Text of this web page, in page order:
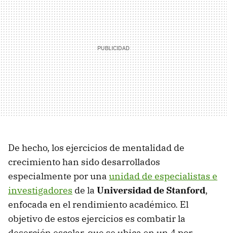
De hecho, los ejercicios de mentalidad de
crecimiento han sido desarrollados
especialmente por una unidad de especialistas e
investigadores de la Universidad de Stanford,
enfocada en el rendimiento académico. El
objetivo de estos ejercicios es combatir la